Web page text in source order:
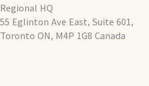
Regional HQ
55 Eglinton Ave East, Suite 601,
Toronto ON, M4P 1G8 Canada